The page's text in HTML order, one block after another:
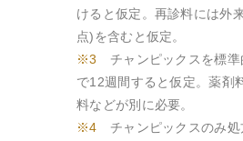
けると仮定。再診料には外
点)を含むと仮定。
※3
チャンピックスを標準
で12週間すると仮定。薬剤
料などが別に必要。
※4 チャンピックスのみ処